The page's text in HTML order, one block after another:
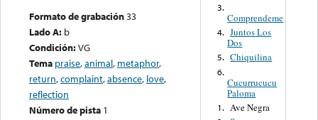
Formato de grabación33
Lado A: b
Condición:VG
Tema praise,animal, metaphor,
return,complaint,absence, love,
reflection
Número de pista 1
3.
Comprendeme
4. Juntos Los
Dos
5. Chiquilina
6.
Cucurrucucu
Paloma
1. Ave Negra